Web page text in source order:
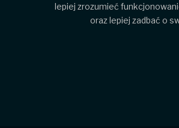
lepiej zrozumieć
oraz lepiej zadbać o